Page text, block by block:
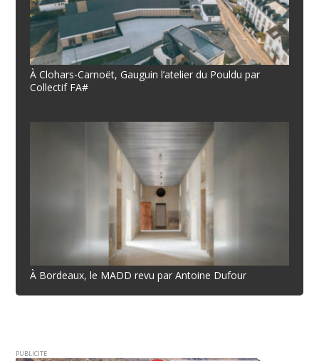
À Clohars-Carnoët, Gauguin l’atelier du Pouldu par
Collectif FA#
À Bordeaux, le MADD revu par Antoine Dufour
PUBLICITE